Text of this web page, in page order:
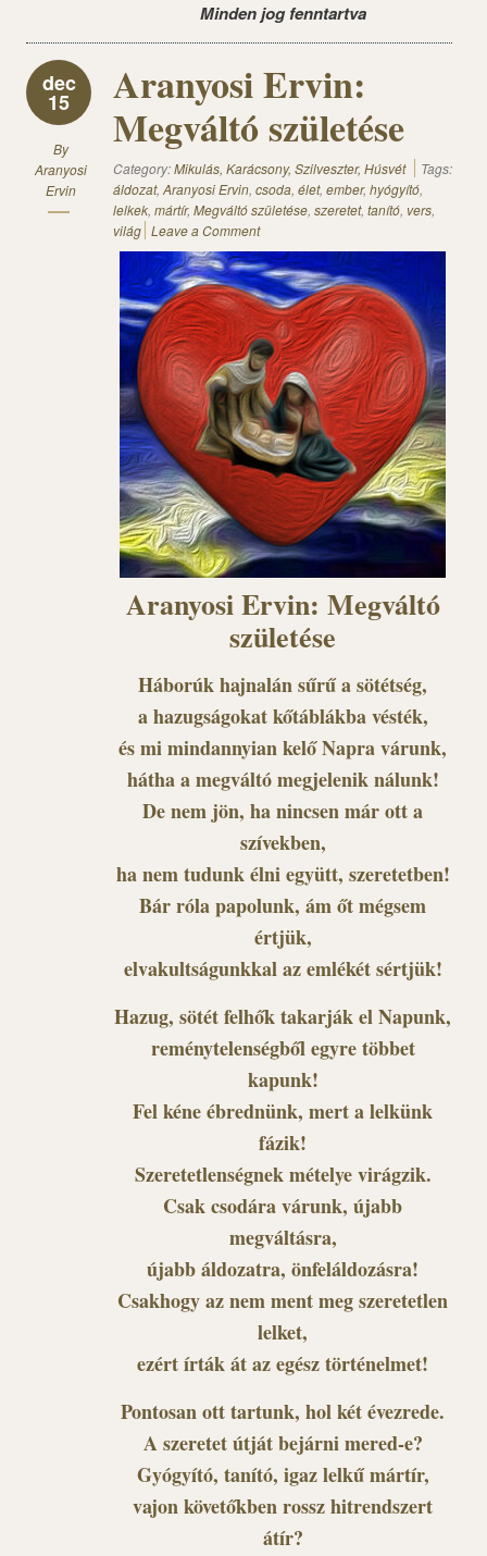
Minden jog fenntartva
dec
15
By
Aranyosi
Ervin
Aranyosi Ervin:
Megváltó születése
Category:Mikulás, Karácsony, Szilveszter, Húsvét
Tags:
áldozat, Aranyosi Ervin, csoda, élet, ember, hyógyító,
lelkek, mártír, Megváltó születése, szeretet, tanító, vers,
világ Leave a Comment
Aranyosi Ervin: Megváltó
születése
Háborúk hajnalán sűrű a sötétség,
a hazugságokat kőtáblákba vésték,
és mi mindannyian kelő Napra várunk,
hátha a megváltó megjelenik nálunk!
De nem jön, ha nincsen már ott a
szívekben,
ha nem tudunk élni együtt, szeretetben!
Bár róla papolunk, ám őt mégsem
értjük,
elvakultságunkkal az emlékét sértjük!
Hazug, sötét felhők takarják el Napunk,
reménytelenségből egyre többet
kapunk!
Fel kéne ébrednünk, mert a lelkünk
fázik!
Szeretetlenségnek mételye virágzik.
Csak csodára várunk, újabb
megváltásra,
újabb áldozatra, önfeláldozásra!
Csakhogy az nem ment meg szeretetlen
lelket,
ezért írták át az egész történelmet!
Pontosan ott tartunk, hol két évezrede.
A szeretet útját bejárni mered-e?
Gyógyító, tanító, igaz lelkű mártír,
vajon követőkben rossz hitrendszert
átír?